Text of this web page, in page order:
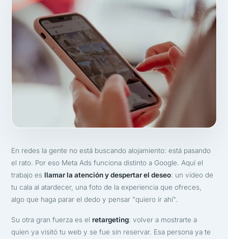
En redes la gente no está buscando alojamiento: está pasando
el rato. Por eso Meta Ads funciona distinto a Google. Aquí el
trabajo es llamar la atención y despertar el deseo: un vídeo de
tu cala al atardecer, una foto de la experiencia que ofreces,
algo que haga parar el dedo y pensar "quiero ir ahí".
Su otra gran fuerza es el retargeting: volver a mostrarte a
quien ya visitó tu web y se fue sin reservar. Esa persona ya te